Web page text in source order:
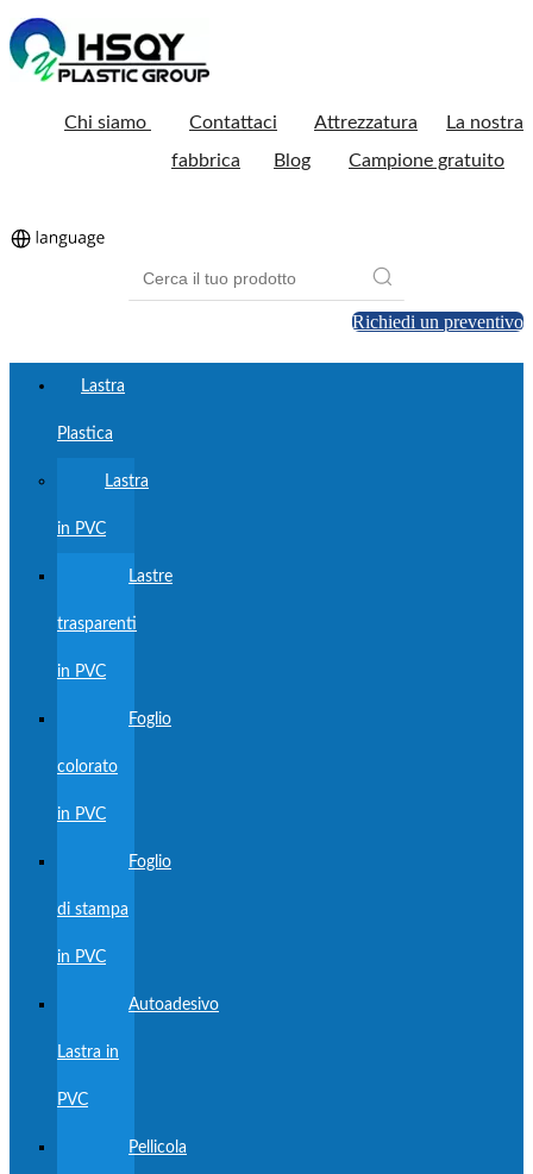
Chi siamo Contattaci Attrezzatura
La nostra
fabbrica
Blog Campione gratuito
Richiedi un preventivo
Lastra
Plastica
Lastra
in PVC
Lastre
trasparenti
in PVC
Foglio
colorato
in PVC
Foglio
di stampa
in PVC
Autoadesivo
Lastra in
PVC
Pellicola